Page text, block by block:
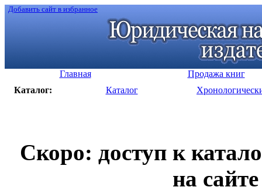
Добавить сайт в избранное
Главная
Продажа книг
Каталог:
Каталог
Скоро: доступ к
на